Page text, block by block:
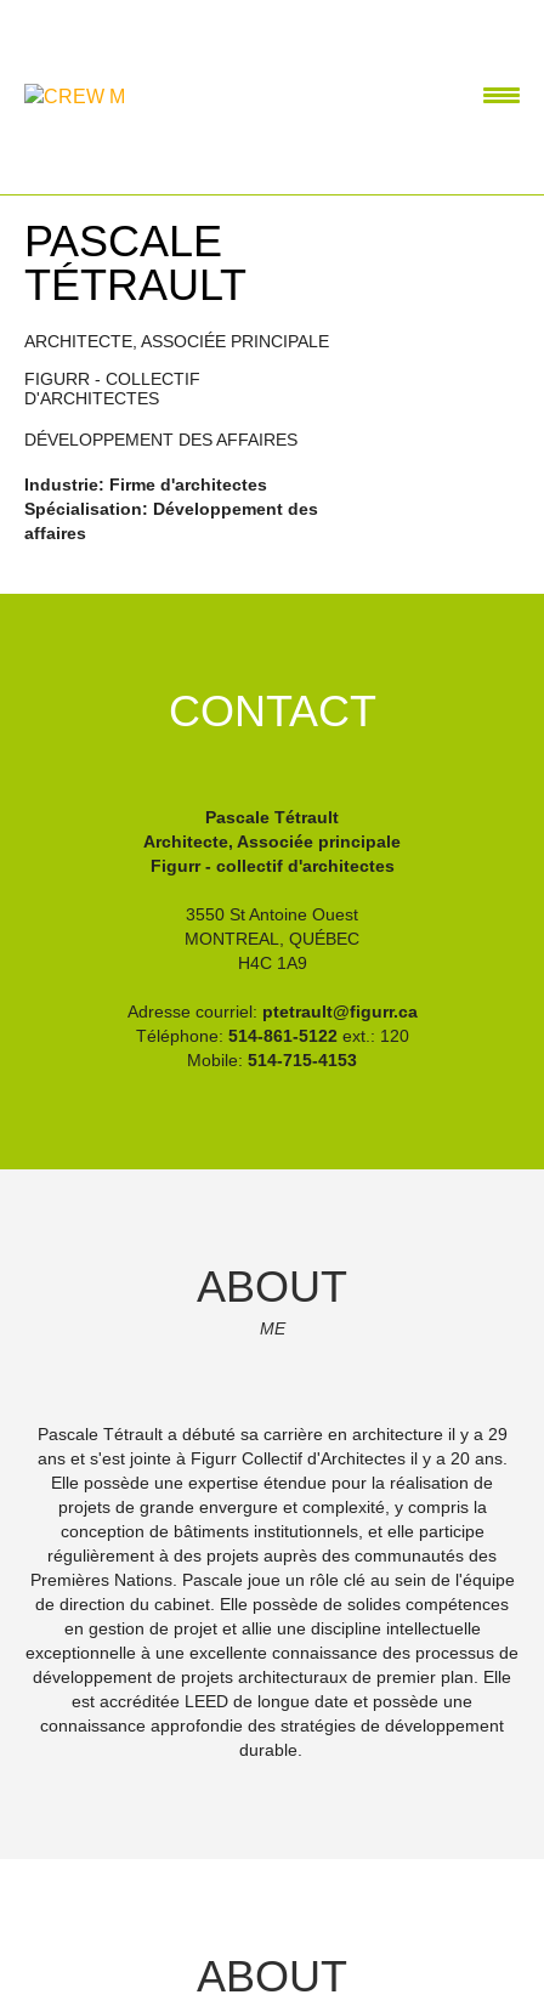
PASCALE
TÉTRAULT
ARCHITECTE, ASSOCIÉE PRINCIPALE
FIGURR - COLLECTIF
D'ARCHITECTES
DÉVELOPPEMENT DES AFFAIRES
Industrie: Firme d'architectes
Spécialisation: Développement des
affaires
CONTACT
Pascale Tétrault
Architecte, Associée principale
Figurr - collectif d'architectes
3550 St Antoine Ouest
MONTREAL, QUÉBEC
H4C 1A9
Adresse courriel: ptetrault@figurr.ca
Téléphone: 514-861-5122 ext.: 120
Mobile: 514-715-4153
ABOUT
ME
Pascale Tétrault a débuté sa carrière en architecture il y a 29
ans et s'est jointe à Figurr Collectif d'Architectes il y a 20 ans.
Elle possède une expertise étendue pour la réalisation de
projets de grande envergure et complexité, y compris la
conception de bâtiments institutionnels, et elle participe
régulièrement à des projets auprès des communautés des
Premières Nations. Pascale joue un rôle clé au sein de l'équipe
de direction du cabinet. Elle possède de solides compétences
en gestion de projet et allie une discipline intellectuelle
exceptionnelle à une excellente connaissance des processus de
développement de projets architecturaux de premier plan. Elle
est accréditée LEED de longue date et possède une
connaissance approfondie des stratégies de développement
durable.
ABOUT